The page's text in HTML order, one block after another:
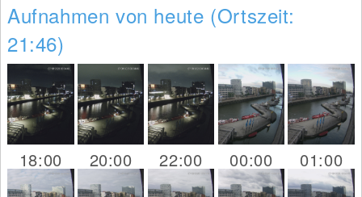
Aufnahmen von heute (Ortszeit:
21:46)
18:00 20:00 22:00 00:00 01:00